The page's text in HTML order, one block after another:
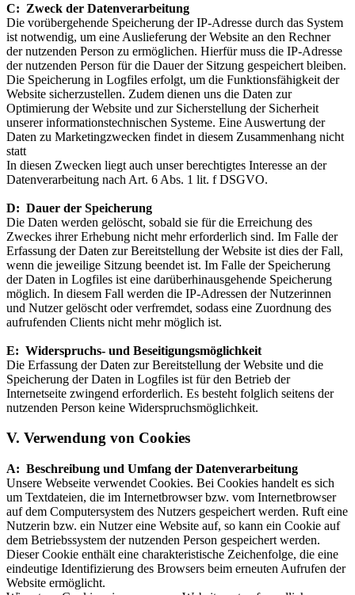
C: Zweck der Datenverarbeitung
Die vorübergehende Speicherung der IP-Adresse durch das System
ist notwendig, um eine Auslieferung der Website an den Rechner
der nutzenden Person zu ermöglichen. Hierfür muss die IP-Adresse
der nutzenden Person für die Dauer der Sitzung gespeichert bleiben.
Die Speicherung in Logfiles erfolgt, um die Funktionsfähigkeit der
Website sicherzustellen. Zudem dienen uns die Daten zur
Optimierung der Website und zur Sicherstellung der Sicherheit
unserer informationstechnischen Systeme. Eine Auswertung der
Daten zu Marketingzwecken findet in diesem Zusammenhang nicht
statt
In diesen Zwecken liegt auch unser berechtigtes Interesse an der
Datenverarbeitung nach Art. 6 Abs. 1 lit. f DSGVO.
D: Dauer der Speicherung
Die Daten werden gelöscht, sobald sie für die Erreichung des
Zweckes ihrer Erhebung nicht mehr erforderlich sind. Im Falle der
Erfassung der Daten zur Bereitstellung der Website ist dies der Fall,
wenn die jeweilige Sitzung beendet ist. Im Falle der Speicherung
der Daten in Logfiles ist eine darüberhinausgehende Speicherung
möglich. In diesem Fall werden die IP-Adressen der Nutzerinnen
und Nutzer gelöscht oder verfremdet, sodass eine Zuordnung des
aufrufenden Clients nicht mehr möglich ist.
E: Widerspruchs- und Beseitigungsmöglichkeit
Die Erfassung der Daten zur Bereitstellung der Website und die
Speicherung der Daten in Logfiles ist für den Betrieb der
Internetseite zwingend erforderlich. Es besteht folglich seitens der
nutzenden Person keine Widerspruchsmöglichkeit.
V. Verwendung von Cookies
A: Beschreibung und Umfang der Datenverarbeitung
Unsere Webseite verwendet Cookies. Bei Cookies handelt es sich
um Textdateien, die im Internetbrowser bzw. vom Internetbrowser
auf dem Computersystem des Nutzers gespeichert werden. Ruft eine
Nutzerin bzw. ein Nutzer eine Website auf, so kann ein Cookie auf
dem Betriebssystem der nutzenden Person gespeichert werden.
Dieser Cookie enthält eine charakteristische Zeichenfolge, die eine
eindeutige Identifizierung des Browsers beim erneuten Aufrufen der
Website ermöglicht.